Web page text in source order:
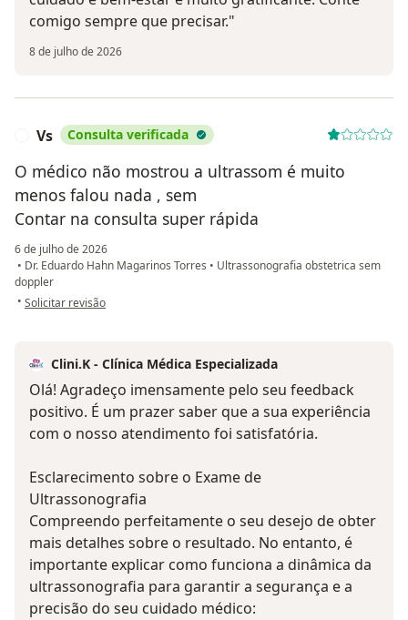
comigo sempre que precisar."
8 de julho de 2026
Vs Consulta verificada
O médico não mostrou a ultrassom é muito
menos falou nada , sem
Contar na consulta super rápida
6 de julho de 2026
• Dr. Eduardo Hahn Magarinos Torres • Ultrassonografia obstetrica sem
doppler
• na opinião do utilizador Vs
Solicitar revisão
Clini.K - Clínica Médica Especializada
Olá! Agradeço imensamente pelo seu feedback
positivo. É um prazer saber que a sua experiência
com o nosso atendimento foi satisfatória.
Esclarecimento sobre o Exame de
Ultrassonografia
Compreendo perfeitamente o seu desejo de obter
mais detalhes sobre o resultado. No entanto, é
importante explicar como funciona a dinâmica da
ultrassonografia para garantir a segurança e a
precisão do seu cuidado médico: